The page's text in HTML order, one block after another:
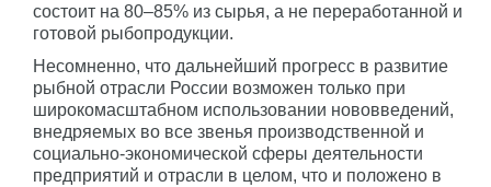
состоит на 80–85% из сырья, а не переработанной и
готовой рыбопродукции.
Несомненно, что дальнейший прогресс в развитие
рыбной отрасли России возможен только при
широкомасштабном использовании нововведений,
внедряемых во все звенья производственной и
социально-экономической сферы деятельности
предприятий и отрасли в целом, что и положено в